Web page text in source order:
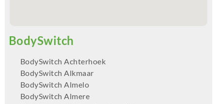
BodySwitch Achterhoek
BodySwitch Alkmaar
BodySwitch Almelo
BodySwitch Almere